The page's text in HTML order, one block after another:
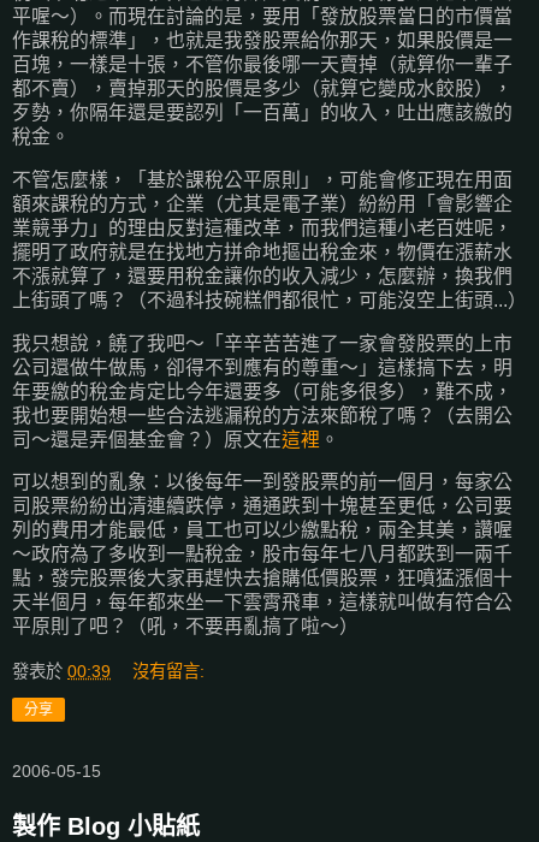
平喔～）。而現在討論的是，要用「發放股票當日的市價當
作課稅的標準」，也就是我發股票給你那天，如果股價是一
百塊，一樣是十張，不管你最後哪一天賣掉（就算你一輩子
都不賣），賣掉那天的股價是多少（就算它變成水餃股），
歹勢，你隔年還是要認列「一百萬」的收入，吐出應該繳的
稅金。
不管怎麼樣，「基於課稅公平原則」，可能會修正現在用面
額來課稅的方式，企業（尤其是電子業）紛紛用「會影響企
業競爭力」的理由反對這種改革，而我們這種小老百姓呢，
擺明了政府就是在找地方拼命地摳出稅金來，物價在漲薪水
不漲就算了，還要用稅金讓你的收入減少，怎麼辦，換我們
上街頭了嗎？（不過科技碗糕們都很忙，可能沒空上街頭...）
我只想說，饒了我吧～「辛辛苦苦進了一家會發股票的上市
公司還做牛做馬，卻得不到應有的尊重～」這樣搞下去，明
年要繳的稅金肯定比今年還要多（可能多很多），難不成，
我也要開始想一些合法逃漏稅的方法來節稅了嗎？（去開公
司～還是弄個基金會？）原文在這裡 。
可以想到的亂象：以後每年一到發股票的前一個月，每家公
司股票紛紛出清連續跌停，通通跌到十塊甚至更低，公司要
列的費用才能最低，員工也可以少繳點稅，兩全其美，讚喔
～政府為了多收到一點稅金，股市每年七八月都跌到一兩千
點，發完股票後大家再趕快去搶購低價股票，狂噴猛漲個十
天半個月，每年都來坐一下雲霄飛車，這樣就叫做有符合公
平原則了吧？（吼，不要再亂搞了啦～）
發表於 00:39 沒有留言:
分享
2006-05-15
製作 Blog 小貼紙